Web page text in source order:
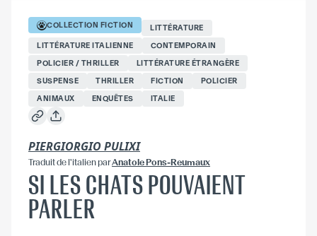
COLLECTION FICTION
LITTÉRATURE
LITTÉRATURE ITALIENNE
CONTEMPORAIN
POLICIER / THRILLER
LITTÉRATURE ÉTRANGÈRE
SUSPENSE
THRILLER FICTION
POLICIER
ANIMAUX
ENQUÊTES ITALIE
PIERGIORGIO PULIXI
Traduitde l'italienparAnatole Pons-Reumaux
SI LES CHATS POUVAIENT
PARLER